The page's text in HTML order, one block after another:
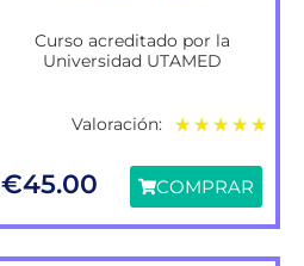
Curso acreditado por la
Universidad UTAMED
Valoración: ★ ★ ★ ★ ★
€45.00 COMPRAR